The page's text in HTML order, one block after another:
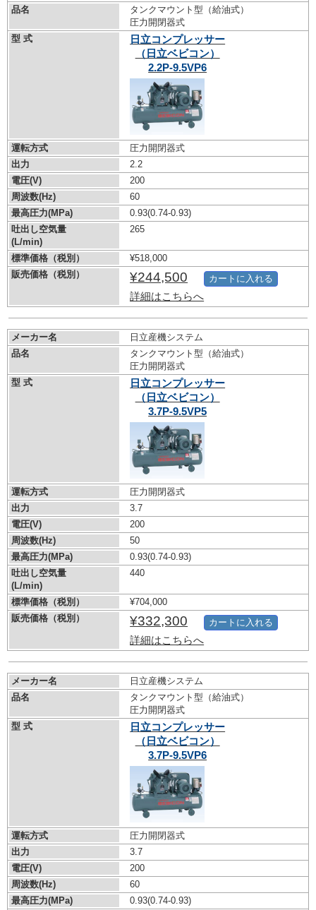
品名
タンクマウント型（給油式）
圧力開閉器式
型 式
日立コンプレッサー
（日立ベビコン）
2.2P-9.5VP6
運転方式
圧力開閉器式
出力
2.2
電圧(V)
200
周波数(Hz)
60
最高圧力(MPa)
0.93(0.74-0.93)
吐出し空気量
(L/min)
265
標準価格（税別）
¥518,000
販売価格（税別）
¥244,500
詳細はこちらへ
カートに入れる
メーカー名
日立産機システム
品名
タンクマウント型（給油式）
圧力開閉器式
型 式
日立コンプレッサー
（日立ベビコン）
3.7P-9.5VP5
運転方式
圧力開閉器式
出力
3.7
電圧(V)
200
周波数(Hz)
50
最高圧力(MPa)
0.93(0.74-0.93)
吐出し空気量
(L/min)
440
標準価格（税別）
¥704,000
販売価格（税別）
¥332,300
詳細はこちらへ
カートに入れる
メーカー名
日立産機システム
品名
タンクマウント型（給油式）
圧力開閉器式
型 式
日立コンプレッサー
（日立ベビコン）
3.7P-9.5VP6
運転方式
圧力開閉器式
出力
3.7
電圧(V)
200
周波数(Hz)
60
最高圧力(MPa)
0.93(0.74-0.93)